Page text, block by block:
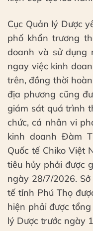
Cục Quản lý Dược
phố khẩn trương
doanh và sử dụng
ngay việc kinh
trên, đồng thời
địa phương cũng
giám sát quá trình
chức, cá nhân vi
kinh doanh Đàm
Quốc tế Chiko Việt
tiêu hủy phải được
ngày 28/7/2026.
tế tỉnh Phú Thọ
hiện phải được
lý Dược trước ngày